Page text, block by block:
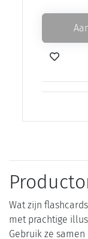
Wat zijn
met prachtige
Gebruik ze